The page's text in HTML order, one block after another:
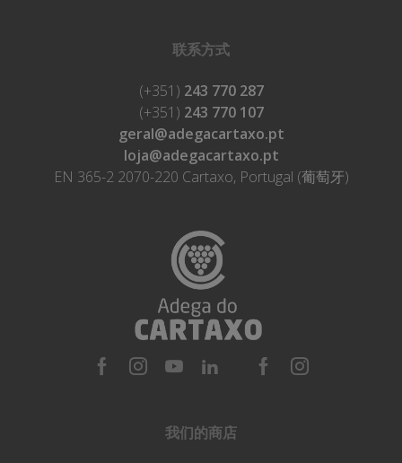
联系方式
(+351) 243 770 287
(+351) 243 770 107
geral@adegacartaxo.pt
loja@adegacartaxo.pt
EN 365-2 2070-220 Cartaxo, Portugal (葡萄牙)
我们的商店